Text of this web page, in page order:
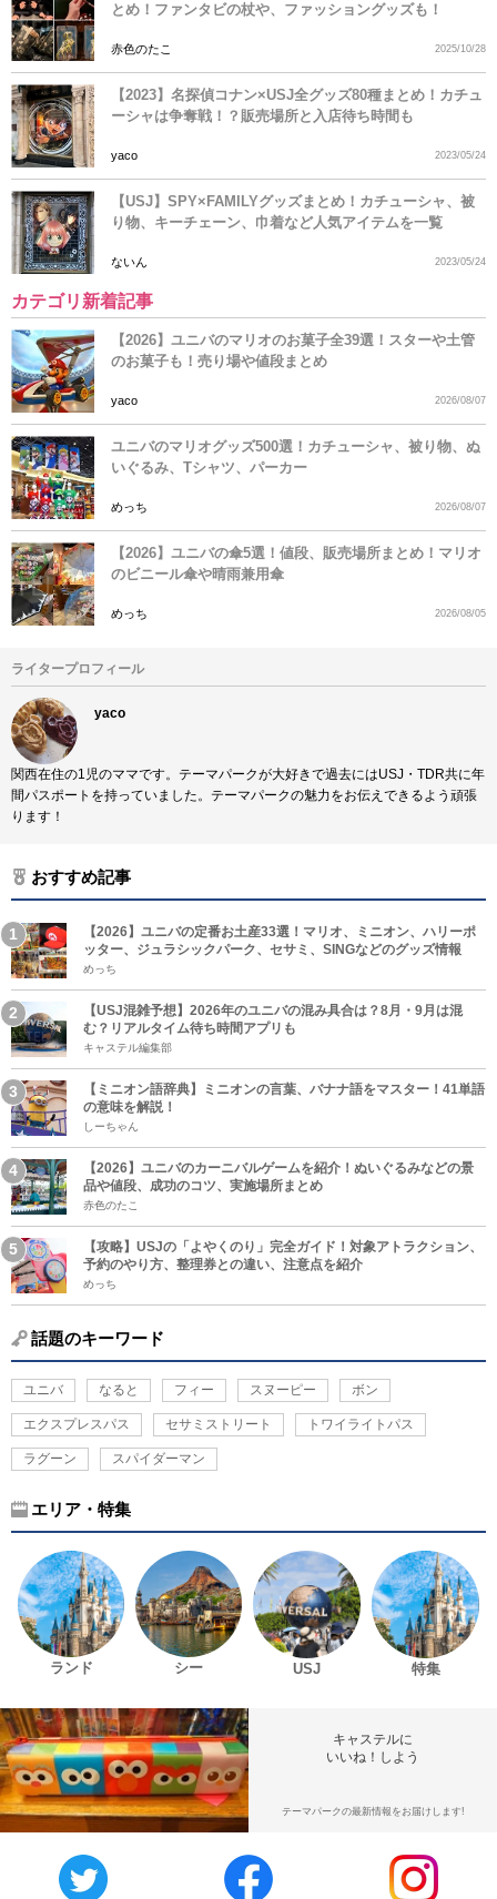
とめ！ファンタビの杖や、ファッショングッズも！
赤色のたこ 2025/10/28
【2023】名探偵コナン×USJ全グッズ80種まとめ！カチュ
ーシャは争奪戦！？販売場所と入店待ち時間も
yaco 2023/05/24
【USJ】SPY×FAMILYグッズまとめ！カチューシャ、被
り物、キーチェーン、巾着など人気アイテムを一覧
ないん 2023/05/24
カテゴリ新着記事
【2026】ユニバのマリオのお菓子全39選！スターや土管
のお菓子も！売り場や値段まとめ
yaco 2026/08/07
ユニバのマリオグッズ500選！カチューシャ、被り物、ぬ
いぐるみ、Tシャツ、パーカー
めっち 2026/08/07
【2026】ユニバの傘5選！値段、販売場所まとめ！マリオ
のビニール傘や晴雨兼用傘
めっち 2026/08/05
ライタープロフィール
yaco
関西在住の1児のママです。テーマパークが大好きで過去にはUSJ・TDR共に年
間パスポートを持っていました。テーマパークの魅力をお伝えできるよう頑張
ります！
おすすめ記事
【2026】ユニバの定番お土産33選！マリオ、ミニオン、ハリーポ
ッター、ジュラシックパーク、セサミ、SINGなどのグッズ情報
めっち
【USJ混雑予想】2026年のユニバの混み具合は？8月・9月は混
む？リアルタイム待ち時間アプリも
キャステル編集部
【ミニオン語辞典】ミニオンの言葉、バナナ語をマスター！41単語
の意味を解説！
しーちゃん
【2026】ユニバのカーニバルゲームを紹介！ぬいぐるみなどの景
品や値段、成功のコツ、実施場所まとめ
赤色のたこ
【攻略】USJの「よやくのり」完全ガイド！対象アトラクション、
予約のやり方、整理券との違い、注意点を紹介
めっち
話題のキーワード
ユニバ なると フィー スヌーピー ボン
エクスプレスパス セサミストリート トワイライトパス
ラグーン スパイダーマン
エリア・特集
ランド シー USJ 特集
キャステルに
いいね！しよう
テーマパークの最新情報をお届けします!